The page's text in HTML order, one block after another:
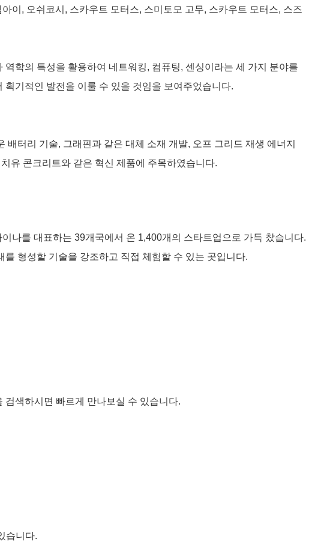
이, 오쉬코시, 스카우트 모터스, 스미토모 고무, 스카우트 모터스, 스즈
학의 특성을 활용하여 네트워킹, 컴퓨팅, 센싱이라는 세 가지 분야를
기적인 발전을 이룰 수 있을 것임을 보여주었습니다.
터리 기술, 그래핀과 같은 대체 소재 개발, 오프 그리드 재생 에너지
유 콘크리트와 같은 혁신 제품에 주목하였습니다.
나를 대표하는 39개국에서 온 1,400개의 스타트업으로 가득 찼습니다.
형성할 기술을 강조하고 직접 체험할 수 있는 곳입니다.
색하시면 빠르게 만나보실 수 있습니다.
습니다.